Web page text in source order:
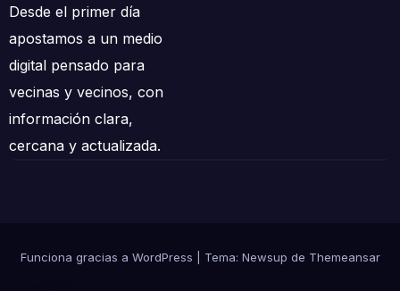
Desde el primer día
apostamos a un medio
digital pensado para
vecinas y vecinos, con
información clara,
cercana y actualizada.
Funciona gracias a WordPress Tema: Newsup de Themeansar